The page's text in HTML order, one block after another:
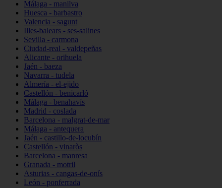
Málaga - manilva
Huesca - barbastro
Valencia - sagunt
Illes-balears - ses-salines
Sevilla - carmona
Ciudad-real - valdepeñas
Alicante - orihuela
Jaén - baeza
Navarra - tudela
Almería - el-ejido
Castellón - benicarló
Málaga - benahavís
Madrid - coslada
Barcelona - malgrat-de-mar
Málaga - antequera
Jaén - castillo-de-locubín
Castellón - vinaròs
Barcelona - manresa
Granada - motril
Asturias - cangas-de-onís
León - ponferrada